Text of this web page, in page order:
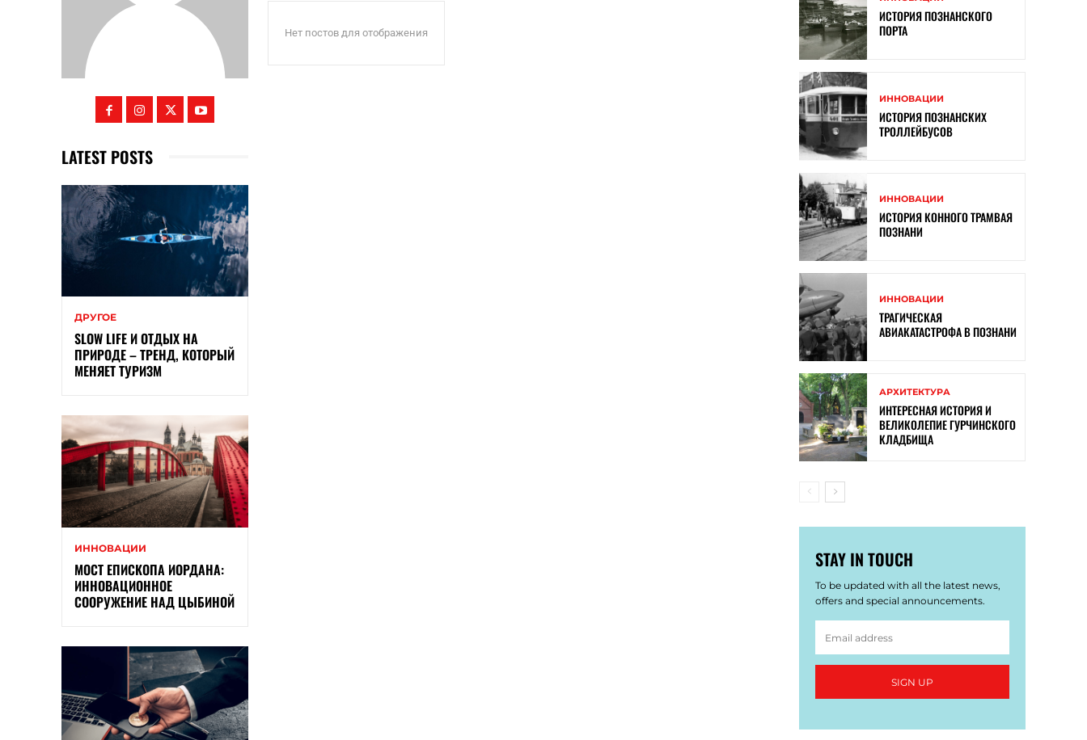
LATEST POSTS
ДРУГОЕ
SLOW LIFE И ОТДЫХ НА
ПРИРОДЕ – ТРЕНД, КОТОРЫЙ
МЕНЯЕТ ТУРИЗМ
ИННОВАЦИИ
МОСТ ЕПИСКОПА ИОРДАНА:
ИННОВАЦИОННОЕ
СООРУЖЕНИЕ НАД ЦЫБИНОЙ
Нет постов для отображения
ИСТОРИЯ ПОЗНАНСКОГО
ПОРТА
ИННОВАЦИИ
ИСТОРИЯ ПОЗНАНСКИХ
ТРОЛЛЕЙБУСОВ
ИННОВАЦИИ
ИСТОРИЯ КОННОГО ТРАМВАЯ
ПОЗНАНИ
ИННОВАЦИИ
ТРАГИЧЕСКАЯ
АВИАКАТАСТРОФА В ПОЗНАНИ
АРХИТЕКТУРА
ИНТЕРЕСНАЯ ИСТОРИЯ И
ВЕЛИКОЛЕПИЕ ГУРЧИНСКОГО
КЛАДБИЩА
STAY IN TOUCH
To be updated with all the latest news,
offers and special announcements.
SIGN UP